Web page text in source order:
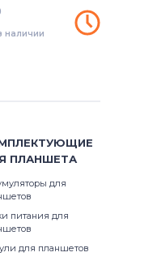
наличии
ПЛАНШЕТА
для
питания для
для планшетов